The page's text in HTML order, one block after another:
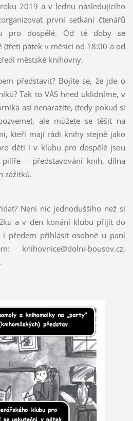
2019 a v lednu následujícího
první setkání čtenářů
pro dospělé. Od té doby se
(třetí pátek v měsíci od 18:00 a od
městské knihovny.
představit? Bojíte se, že jde o
Tak to VÁS hned uklidníme, v
asi nenarazíte, (tedy pokud si
ale můžete se těšit na
kteří mají rádi knihy stejně jako
děti i v klubu pro dospělé jsou
– představování knih, dílna
zážitků.
Není nic jednoduššího než si
a v den konání klubu přijít do
i předem přihlásit osobně u paní
knihovnice@dolni-bousov.cz,